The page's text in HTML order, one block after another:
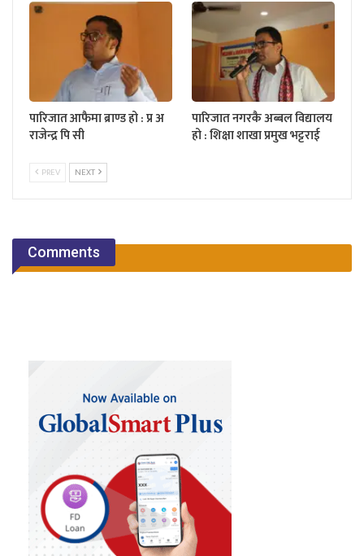
पारिजात आफैमा ब्राण्ड हो : प्र अ
राजेन्द्र पि सी
पारिजात नगरकै अब्बल विद्यालय
हो : शिक्षा शाखा प्रमुख भट्टराई
PREV NEXT
Comments